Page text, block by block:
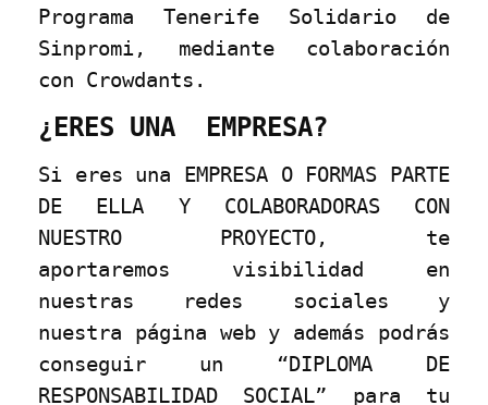
Programa Tenerife Solidario de
Sinpromi, mediante colaboración
con Crowdants.
¿ERES UNA EMPRESA?
Si eres una EMPRESA O FORMAS PARTE
DE ELLA Y COLABORADORAS CON
NUESTRO PROYECTO, te
aportaremos visibilidad en
nuestras redes sociales y
nuestra página web y además podrás
conseguir un “DIPLOMA DE
RESPONSABILIDAD SOCIAL” para tu